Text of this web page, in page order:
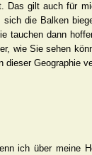
gilt auch für
die Balken
tauchen dann
wie Sie sehen
Geographie
ich über meine